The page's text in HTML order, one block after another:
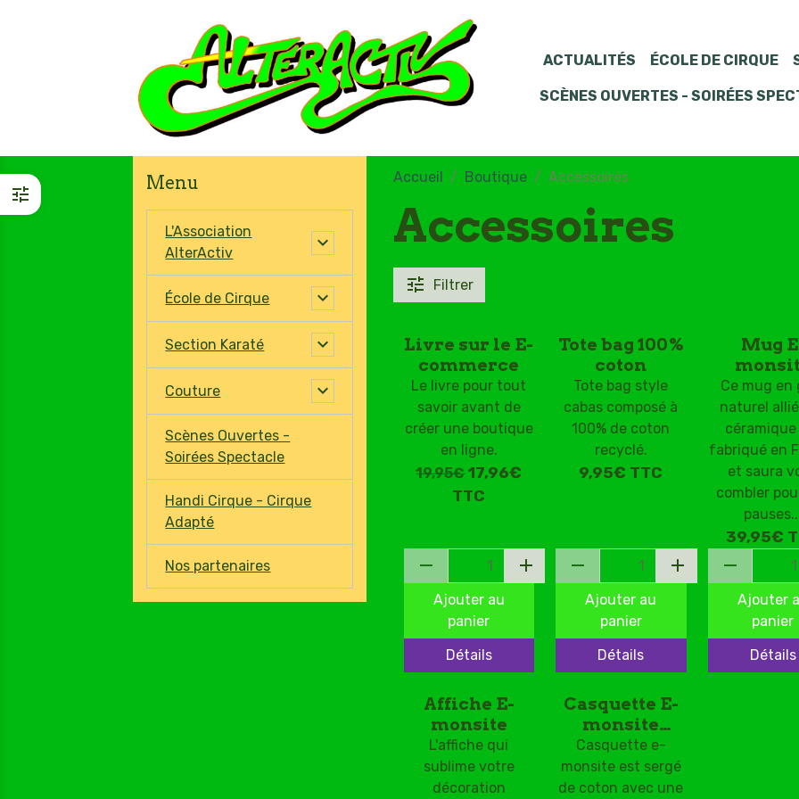
ACTUALITÉS ÉCOLE DE CIRQUE
SCÈNES OUVERTES - SOIRÉES
Accueil Boutique Accessoires
Accessoires
Filtrer
Livre sur le E-
commerce
Le livre pour tout
savoir avant de
créer une boutique
en ligne.
19,95€ 17,96€
TTC
Ajouter au
panier
Détails
Tote bag 100%
coton
Tote bag style
cabas composé à
100% de coton
recyclé.
9,95€ TTC
Ajouter au
panier
Détails
Mug
Ce mug en
naturel
fabriqué en
et saura
combler
39,95€
Ajouter
panier
Détails
Affiche E-
monsite
L'affiche qui
sublime votre
décoration
Casquette E-
monsite
brodée
Casquette e-
monsite est sergé
de coton avec une
Menu
L'Association
AlterActiv
École de Cirque
Section Karaté
Couture
Scènes Ouvertes -
Soirées Spectacle
Handi Cirque - Cirque
Adapté
Nos partenaires